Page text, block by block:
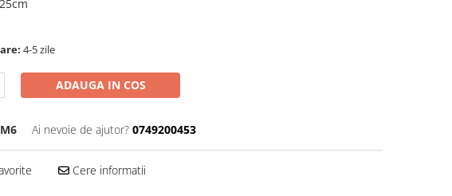
25cm
4-5 zile
ADAUGA IN COS
Ai nevoie de ajutor? 0749200453
Cere informatii